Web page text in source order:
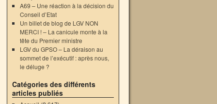
A69 – Une réaction à la décision du
Conseil d’Etat
Un billet de blog de LGV NON
MERCI ! – La canicule monte à la
tête du Premier ministre
LGV du GPSO – La déraison au
sommet de l’exécutif : après nous,
le déluge ?
Catégories des différents
articles publiés